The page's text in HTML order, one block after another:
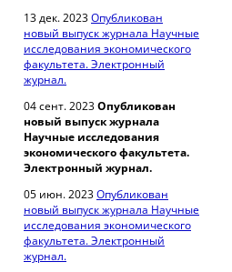
13 дек. 2023Опубликован
новый выпуск журнала Научные
исследования экономического
факультета. Электронный
журнал.
04 сент. 2023Опубликован
новый выпуск журнала
Научные исследования
экономического факультета.
Электронный журнал.
05 июн. 2023Опубликован
новый выпуск журнала Научные
исследования экономического
факультета. Электронный
журнал.